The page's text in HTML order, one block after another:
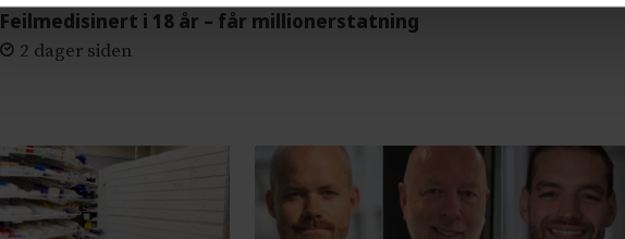
Feilmedisinert i 18 år – får millionerstatning
2 dager siden